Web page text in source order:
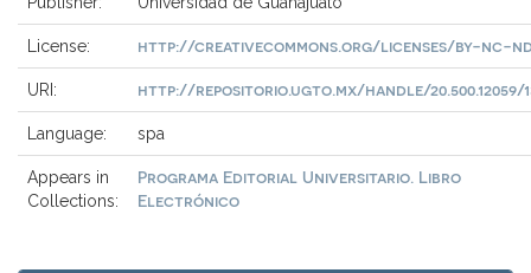
License: http://creativecommons.org/licenses/by-nc-
URI: http://repositorio.ugto.mx/handle/20.500.12059/
Language: spa
Appears in
Collections:
Programa Editorial Universitario. Libro
Electrónico